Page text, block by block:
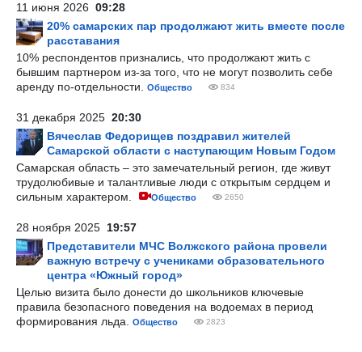
11 июня 2026 09:28
20% самарских пар продолжают жить вместе после
расставания
10% респондентов признались, что продолжают жить с
бывшим партнером из-за того, что не могут позволить себе
аренду по-отдельности.
Общество 834
31 декабря 2025 20:30
Вячеслав Федорищев поздравил жителей
Самарской области с наступающим Новым Годом
Самарская область – это замечательный регион, где живут
трудолюбивые и талантливые люди с открытым сердцем и
сильным характером.
Общество 2650
28 ноября 2025 19:57
Представители МЧС Волжского района провели
важную встречу с учениками образовательного
центра «Южный город»
Целью визита было донести до школьников ключевые
правила безопасного поведения на водоемах в период
формирования льда.
Общество 2823